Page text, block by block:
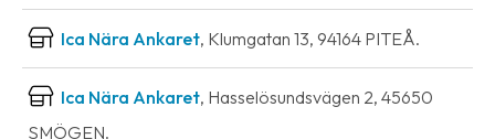
Ica Nära Ankaret, Klumgatan 13, 94164 PITEÅ.
Ica Nära Ankaret, Hasselösundsvägen 2, 45650
SMÖGEN.